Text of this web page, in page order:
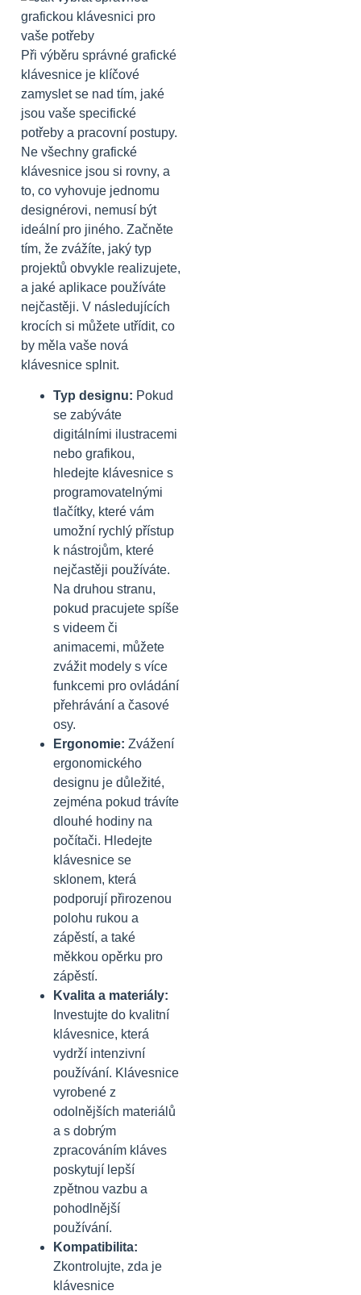
Při výběru správné grafické
klávesnice je klíčové
zamyslet se nad tím, jaké
jsou vaše specifické
potřeby a pracovní postupy.
Ne všechny grafické
klávesnice jsou si rovny, a
to, co vyhovuje jednomu
designérovi, nemusí být
ideální pro jiného. Začněte
tím, že zvážíte, jaký typ
projektů obvykle realizujete,
a jaké aplikace používáte
nejčastěji. V následujících
krocích si můžete utřídit, co
by měla vaše nová
klávesnice splnit.
Typ designu: Pokud
se zabýváte
digitálními ilustracemi
nebo grafikou,
hledejte klávesnice s
programovatelnými
tlačítky, které vám
umožní rychlý přístup
k nástrojům, které
nejčastěji používáte.
Na druhou stranu,
pokud pracujete spíše
s videem či
animacemi, můžete
zvážit modely s více
funkcemi pro ovládání
přehrávání a časové
osy.
Ergonomie: Zvážení
ergonomického
designu je důležité,
zejména pokud trávíte
dlouhé hodiny na
počítači. Hledejte
klávesnice se
sklonem, která
podporují přirozenou
polohu rukou a
zápěstí, a také
měkkou opěrku pro
zápěstí.
Kvalita a materiály:
Investujte do kvalitní
klávesnice, která
vydrží intenzivní
používání. Klávesnice
vyrobené z
odolnějších materiálů
a s dobrým
zpracováním kláves
poskytují lepší
zpětnou vazbu a
pohodlnější
používání.
Kompatibilita:
Zkontrolujte, zda je
klávesnice